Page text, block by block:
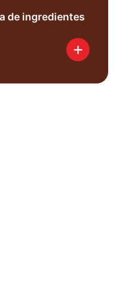
de ingredientes